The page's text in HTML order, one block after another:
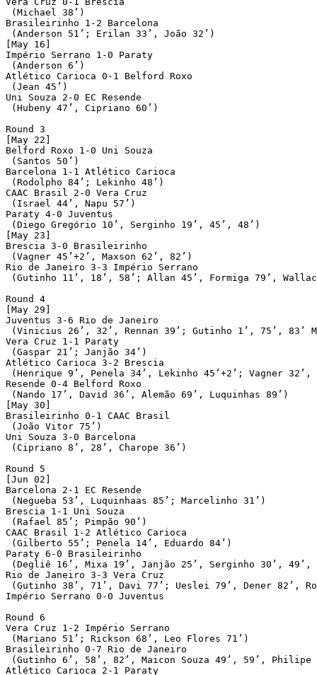
(Michael 38’)
Brasileirinho 1-2 Barcelona
(Anderson 51’; Erilan 33’, João 32’)
[May 16]
Império Serrano 1-0 Paraty
(Anderson 6’)
Atlético Carioca 0-1 Belford Roxo
(Jean 45’)
Uni Souza 2-0 EC Resende
(Hubeny 47’, Cipriano 60’)
Round 3
[May 22]
Belford Roxo 1-0 Uni Souza
(Santos 50’)
Barcelona 1-1 Atlético Carioca
(Rodolpho 84’; Lekinho 48’)
CAAC Brasil 2-0 Vera Cruz
(Israel 44’, Napu 57’)
Paraty 4-0 Juventus
(Diego Gregório 10’, Serginho 19’, 45’, 48’)
[May 23]
Brescia 3-0 Brasileirinho
(Vagner 45’+2’, Maxson 62’, 82’)
Rio de Janeiro 3-3 Império Serrano
(Gutinho 11’, 18’, 58’; Allan 45’, Formiga 79’,
Round 4
[May 29]
Juventus 3-6 Rio de Janeiro
(Vinicius 26’, 32’, Rennan 39’; Gutinho 1’, 75’, 83’
Vera Cruz 1-1 Paraty
(Gaspar 21’; Janjão 34’)
Atlético Carioca 3-2 Brescia
(Henrique 9’, Penela 34’, Lekinho 45’+2’; Vagner 32’,
Resende 0-4 Belford Roxo
(Nando 17’, David 36’, Alemão 69’, Luquinhas 89’)
[May 30]
Brasileirinho 0-1 CAAC Brasil
(João Vitor 75’)
Uni Souza 3-0 Barcelona
(Cipriano 8’, 28’, Charope 36’)
Round 5
[Jun 02]
Barcelona 2-1 EC Resende
(Negueba 53’, Luquinhaas 85’; Marcelinho 31’)
Brescia 1-1 Uni Souza
(Rafael 85’; Pimpão 90’)
CAAC Brasil 1-2 Atlético Carioca
(Gilberto 55’; Penela 14’, Eduardo 84’)
Paraty 6-0 Brasileirinho
(Degliê 16’, Mixa 19’, Janjão 25’, Serginho 30’, 49’,
Rio de Janeiro 3-3 Vera Cruz
(Gutinho 38’, 71’, Davi 77’; Ueslei 79’, Dener 82’,
Império Serrano 0-0 Juventus
Round 6
Vera Cruz 1-2 Império Serrano
(Mariano 51’; Rickson 68’, Leo Flores 71’)
Brasileirinho 0-7 Rio de Janeiro
(Gutinho 6’, 58’, 82’, Maicon Souza 49’, 59’, Philipe
Atlético Carioca 2-1 Paraty